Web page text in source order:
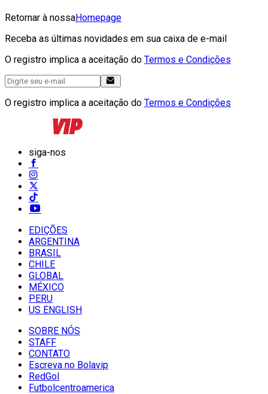
Retornar à nossaHomepage
Receba as últimas novidades em sua caixa de e-mail
O registro implica a aceitação do Termos e Condições
O registro implica a aceitação do Termos e Condições
siga-nos
EDIÇÕES
ARGENTINA
BRASIL
CHILE
GLOBAL
MÉXICO
PERU
US ENGLISH
SOBRE NÓS
STAFF
CONTATO
Escreva no Bolavip
RedGol
Futbolcentroamerica